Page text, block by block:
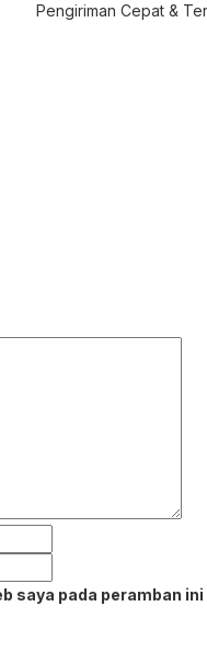
Pengiriman Cepat &
saya pada peramban